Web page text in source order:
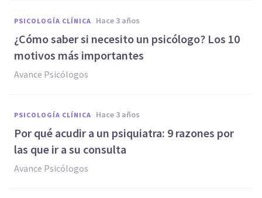
PSICOLOGÍA CLÍNICA hace 3 años
¿Cómo saber si necesito un psicólogo? Los 10
motivos más importantes
Avance Psicólogos
PSICOLOGÍA CLÍNICA hace 3 años
Por qué acudir a un psiquiatra: 9 razones por
las que ir a su consulta
Avance Psicólogos